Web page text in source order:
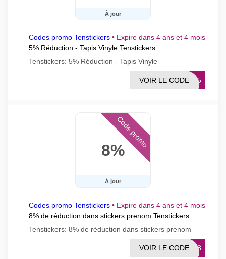
À jour
Codes promo Tenstickers • Expire dans 4 ans et 4 mois
5% Réduction - Tapis Vinyle Tenstickers:
Tenstickers: 5% Réduction - Tapis Vinyle
AV5
VOIR LE CODE
8%
À jour
Code promo
Codes promo Tenstickers • Expire dans 4 ans et 4 mois
8% de réduction dans stickers prenom Tenstickers:
Tenstickers: 8% de réduction dans stickers prenom
NOM8
VOIR LE CODE